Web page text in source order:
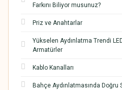
Farkını Biliyor musunuz?
Priz ve Anahtarlar
Yükselen Aydınlatma Trendi
Armatürler
Kablo Kanalları
Bahçe Aydınlatmasında Doğru